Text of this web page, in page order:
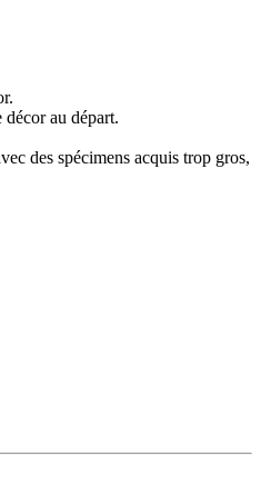
au départ.
des spécimens acquis trop gros,